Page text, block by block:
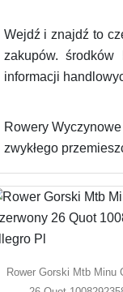
Wejdź i znajdź to
zakupów. środków
informacji
Rowery
zwykłego
Rower Gorski Mtb Minu